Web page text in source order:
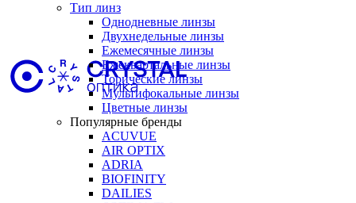
Тип линз
Однодневные линзы
Двухнедельные линзы
Ежемесячные линзы
Ежеквартальные линзы
Торические линзы
Мультифокальные линзы
Цветные линзы
Популярные бренды
ACUVUE
AIR OPTIX
ADRIA
BIOFINITY
DAILIES